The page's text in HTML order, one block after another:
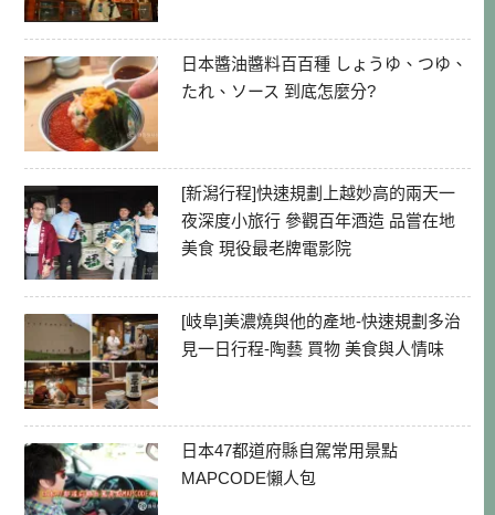
日本醬油醬料百百種 しょうゆ、つゆ、
たれ、ソース 到底怎麼分?
[新潟行程]快速規劃上越妙高的兩天一
夜深度小旅行 參觀百年酒造 品嘗在地
美食 現役最老牌電影院
[岐阜]美濃燒與他的產地-快速規劃多治
見一日行程-陶藝 買物 美食與人情味
日本47都道府縣自駕常用景點
MAPCODE懶人包